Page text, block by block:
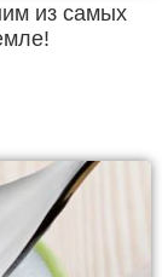
из самых